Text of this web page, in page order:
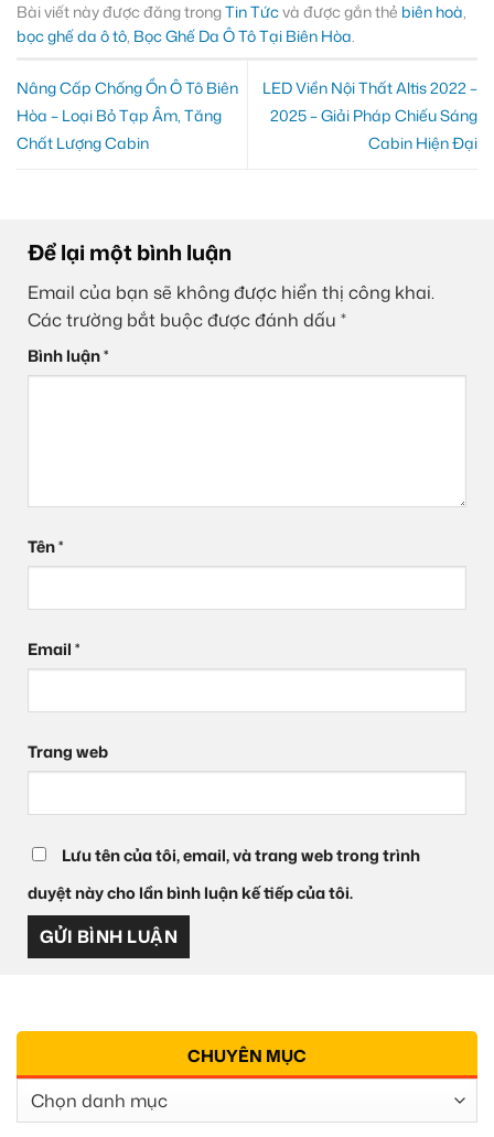
Bài viết này được đăng trongTin Tứcvà được gắn thẻ biên hoà,
bọc ghế da ô tô, Bọc Ghế Da Ô Tô Tại Biên Hòa.
Nâng Cấp Chống Ồn Ô Tô Biên
Hòa – Loại Bỏ Tạp Âm, Tăng
Chất Lượng Cabin
LED Viền Nội Thất Altis 2022 –
2025 – Giải Pháp Chiếu Sáng
Cabin Hiện Đại
Để lại một bình luận
Email của bạn sẽ không được hiển thị công khai.
Các trường bắt buộc được đánh dấu *
Bình luận*
Tên*
Email*
Trang web
Lưu tên của tôi, email, và trang web trong trình
duyệt này cho lần bình luận kế tiếp của tôi.
CHUYÊN MỤC
Chuyên
Mục